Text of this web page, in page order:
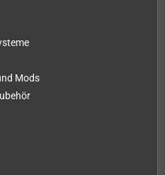
Mods